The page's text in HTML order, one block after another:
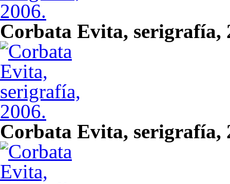
Corbata Evita, serigrafía,
Corbata Evita, serigrafía,